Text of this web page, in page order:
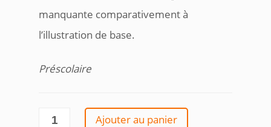
manquante comparativement à
l’illustration de base.
Préscolaire
quantité
Ajouter au panier